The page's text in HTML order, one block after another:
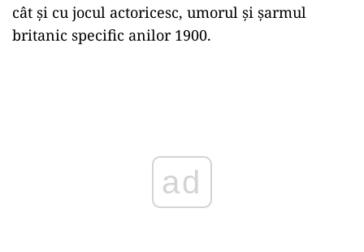
cât și cu jocul actoricesc, umorul și şarmul
britanic specific anilor 1900.